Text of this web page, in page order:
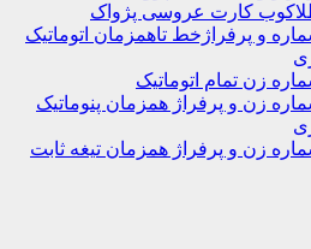
کارت عروسی پژواک
و پرفراژخط تاهمزمان اتوماتیک
زن تمام اتوماتیک
زن و پرفراژ همزمان پنوماتیک
زن و پرفراژ همزمان تیغه ثابت